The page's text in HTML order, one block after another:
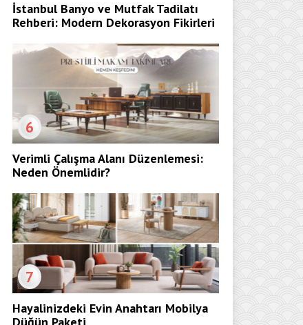
İstanbul Banyo ve Mutfak Tadilatı
Rehberi: Modern Dekorasyon Fikirleri
6
Verimli Çalışma Alanı Düzenlemesi:
Neden Önemlidir?
7
Hayalinizdeki Evin Anahtarı Mobilya